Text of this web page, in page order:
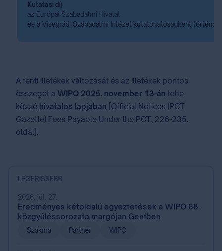
Kutatási díj
az Európai Szabadalmi Hivatal
és a Visegrádi Szabadalmi Intézet kutatóhatóságként történő
A fenti illetékek változását és az illetékek pontos
összegét a WIPO 2025. november 13-án tette
közzé hivatalos lapjában [Official Notices (PCT
Gazette) Fees Payable Under the PCT, 226-235.
oldal].
LEGFRISSEBB
2026. júl. 27.
Eredményes kétoldalú egyeztetések a WIPO 68.
közgyűléssorozata margójan Genfben
Szakma Partner WIPO